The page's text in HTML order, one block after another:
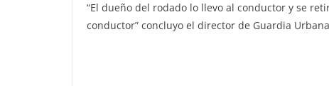
“El dueño del rodado lo llevo al conductor y se
conductor” concluyo el director de Guardia